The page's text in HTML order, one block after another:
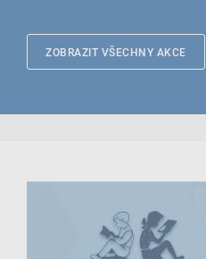
ZOBRAZIT VŠECHNY AKCE